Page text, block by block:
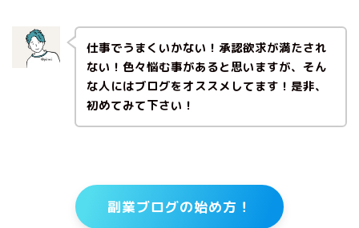
仕事でうまくいかない！承認欲求が満たされ
ない！色々悩む事があると思いますが、そん
な人にはブログをオススメしてます！是非、
初めてみて下さい！
副業ブログの始め方！